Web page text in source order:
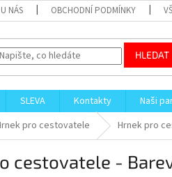
NÁS OBCHODNÍ PODMÍNKY
HLEDAT
SLEVA Kontakty
Naši
pro cestovatele Hrnek pro
cestovatele -